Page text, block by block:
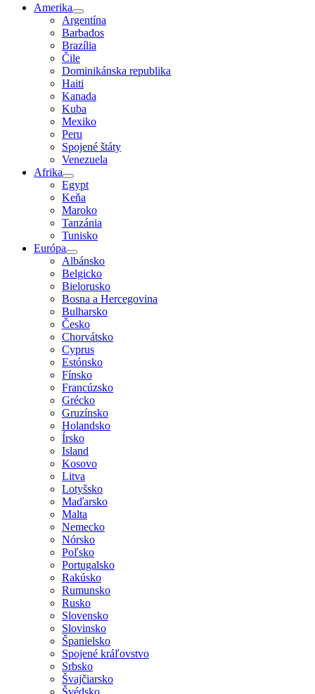
Amerika
Argentína
Barbados
Brazília
Čile
Dominikánska republika
Haiti
Kanada
Kuba
Mexiko
Peru
Spojené štáty
Venezuela
Afrika
Egypt
Keňa
Maroko
Tanzánia
Tunisko
Európa
Albánsko
Belgicko
Bielorusko
Bosna a Hercegovina
Bulharsko
Česko
Chorvátsko
Cyprus
Estónsko
Fínsko
Francúzsko
Grécko
Gruzínsko
Holandsko
Írsko
Island
Kosovo
Litva
Lotyšsko
Maďarsko
Malta
Nemecko
Nórsko
Poľsko
Portugalsko
Rakúsko
Rumunsko
Rusko
Slovensko
Slovinsko
Španielsko
Spojené kráľovstvo
Srbsko
Švajčiarsko
Švédsko